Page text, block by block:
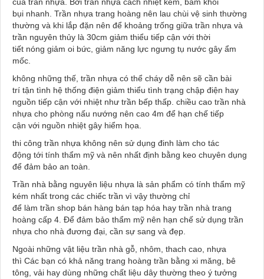
của trần nhựa. Bởi trần nhựa cách nhiệt kém, bám khói
bụi nhanh. Trần nhựa trang hoàng nên lau chùi vệ sinh thường
thường và khi lắp đặn nên để khoảng trống giữa trần nhựa và
trần nguyên thủy là 30cm giảm thiểu tiếp cận với thời
tiết nóng giảm oi bức, giảm năng lực ngưng tụ nước gây ẩm
mốc.
không những thế, trần nhựa có thể cháy dễ nên sẽ cần bài
trí tận tình hệ thống điện giảm thiểu tình trạng chập điện hay
nguồn tiếp cận với nhiệt như trần bếp thấp. chiều cao trần nhà
nhựa cho phòng nấu nướng nên cao 4m để hạn chế tiếp
cận với nguồn nhiệt gây hiểm họa.
thi công trần nhựa không nên sử dụng đinh làm cho tác
động tới tính thẩm mỹ và nên nhất định bằng keo chuyên dụng
để đảm bảo an toàn.
Trần nhà bằng nguyên liệu nhựa là sản phẩm có tính thẩm mỹ
kém nhất trong các chiếc trần vì vậy thường chỉ
để làm trần shop bán hàng bán tạp hóa hay trần nhà trang
hoàng cấp 4. Để đảm bảo thẩm mỹ nên hạn chế sử dụng trần
nhựa cho nhà đương đại, cần sự sang và đẹp.
Ngoài những vật liệu trần nhà gỗ, nhôm, thach cao, nhựa
thì Các bạn có khả năng trang hoàng trần bằng xi măng, bê
tông, vải hay dùng những chất liệu dây thường theo ý tưởng